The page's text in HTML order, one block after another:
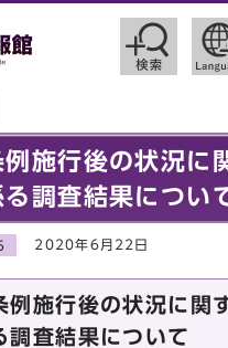
例施行後の状況に
調査結果につい
2020年6月22日
例施行後の状況に関
調査結果について